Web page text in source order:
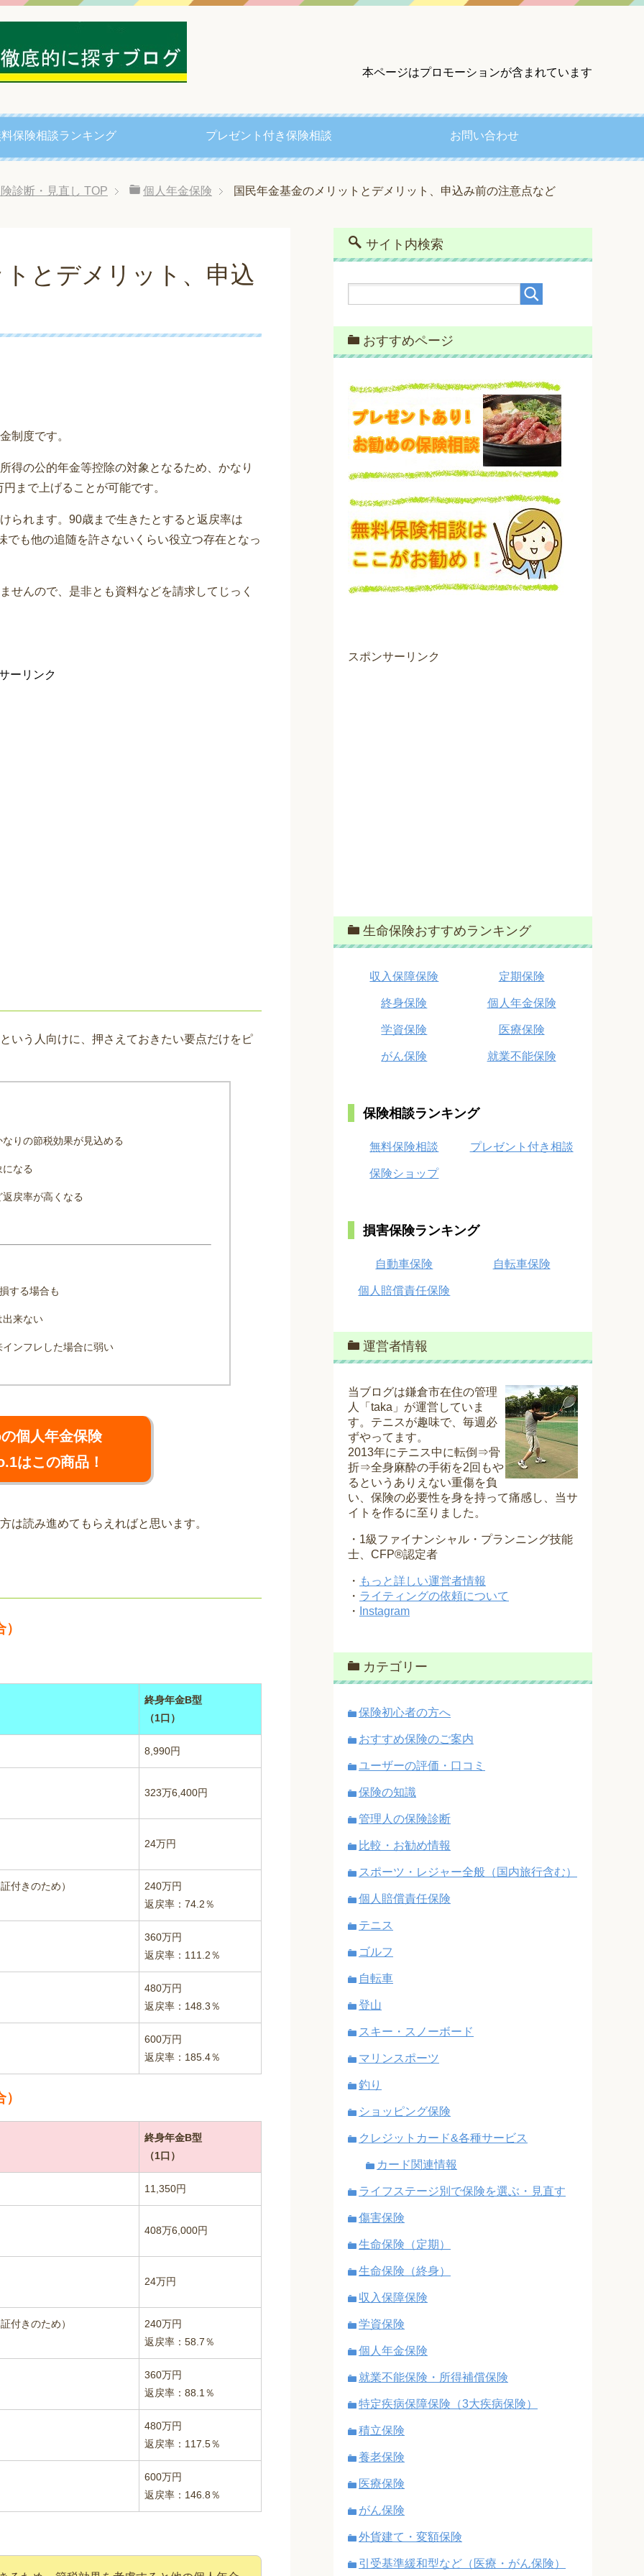
本ページはプロモーションが含まれています
保険相談ランキング プレゼント付き保険相談 お問い合わせ
診断・見直し TOP 個人年金保険 国民年金基金のメリットとデメリット、申込み前の注意点など
とデメリット、申込
制度です。
得の公的年金等控除の対象となるため、かなり
まで上げることが可能です。
られます。90歳まで生きたとすると返戻率は
も他の追随を許さないくらい役立つ存在となっ
せんので、是非とも資料などを請求してじっく
ーリンク
いう人向けに、押さえておきたい要点だけをピ
りの節税効果が見込める
なる
戻率が高くなる
する場合も
出来ない
ンフレした場合に弱い
個人年金保険
はこの商品！
は読み進めてもらえればと思います。
終身年金B型
（1口）
8,990円
323万6,400円
24万円
付きのため）
240万円
返戻率：74.2％
360万円
返戻率：111.2％
480万円
返戻率：148.3％
600万円
返戻率：185.4％
終身年金B型
（1口）
11,350円
408万6,000円
24万円
付きのため）
240万円
返戻率：58.7％
360万円
返戻率：88.1％
480万円
返戻率：117.5％
600万円
返戻率：146.8％
サイト内検索
おすすめページ
スポンサーリンク
生命保険おすすめランキング
収入保障保険 定期保険
終身保険 個人年金保険
学資保険 医療保険
がん保険 就業不能保険
保険相談ランキング
無料保険相談 プレゼント付き相談
保険ショップ
損害保険ランキング
自動車保険 自転車保険
個人賠償責任保険
運営者情報
当ブログは鎌倉市在住の管理
人「taka」が運営していま
す。テニスが趣味で、毎週必
ずやってます。
2013年にテニス中に転倒⇒骨
折⇒全身麻酔の手術を2回もや
るというありえない重傷を負
い、保険の必要性を身を持って痛感し、当サ
イトを作るに至りました。
・1級ファイナンシャル・プランニング技能
士、CFP®認定者
・ もっと詳しい運営者情報
・ ライティングの依頼について
・
Instagram
カテゴリー
保険初心者の方へ
おすすめ保険のご案内
ユーザーの評価・口コミ
保険の知識
管理人の保険診断
比較・お勧め情報
スポーツ・レジャー全般（国内旅行含む）
個人賠償責任保険
テニス
ゴルフ
自転車
登山
スキー・スノーボード
マリンスポーツ
釣り
ショッピング保険
クレジットカード&各種サービス
カード関連情報
ライフステージ別で保険を選ぶ・見直す
傷害保険
生命保険（定期）
生命保険（終身）
収入保障保険
学資保険
個人年金保険
就業不能保険・所得補償保険
特定疾病保障保険（3大疾病保険）
積立保険
養老保険
医療保険
がん保険
外貨建て・変額保険
引受基準緩和型など（医療・がん保険）